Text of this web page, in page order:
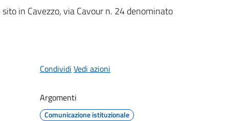
in Cavezzo, via Cavour n. 24 denominato
Condividi Vedi azioni
Argomenti
Comunicazione istituzionale